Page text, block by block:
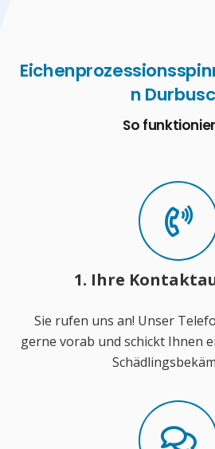
n
So
1. Ihre
Sie rufen uns an! Unser
gerne vorab und schickt Ihnen